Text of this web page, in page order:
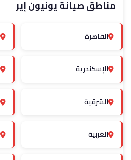
مناطق صيانة يونيون إير
القاهرة
الإسكندرية
الشرقية
الغربية